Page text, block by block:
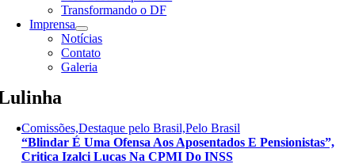
Transformando o DF
Imprensa
Notícias
Contato
Galeria
Comissões,Destaque pelo Brasil,Pelo Brasil
“Blindar É Uma Ofensa Aos Aposentados E Pensionistas”,
Critica Izalci Lucas Na CPMI Do INSS